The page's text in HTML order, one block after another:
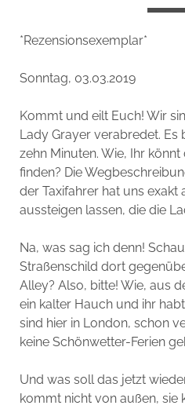
*Rezensionsexemplar*
Sonntag, 03.03.2019
Kommt und eilt Euch! Wir
Lady Grayer verabredet. Es
zehn Minuten. Wie, Ihr
finden? Die
der Taxifahrer hat uns exakt
aussteigen lassen, die die
Na, was sag ich denn!
Straßenschild dort
Alley? Also, bitte! Wie, aus
ein kalter Hauch und ihr
sind hier in London, schon
keine Schönwetter-Ferien
Und was soll das jetzt
kommt nicht von außen, sie